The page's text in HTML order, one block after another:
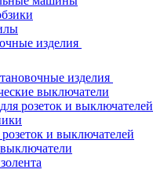
изделия
изделия
выключатели
розеток и выключателей
и выключателей